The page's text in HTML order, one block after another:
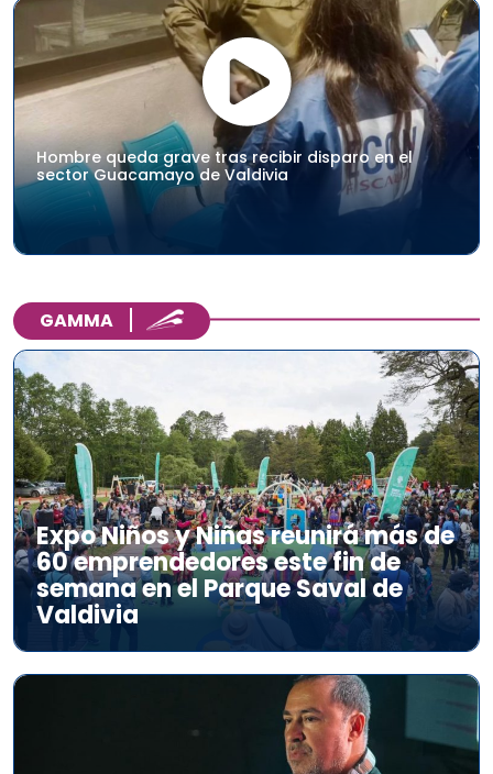
Hombre queda grave tras recibir disparo en el
sector Guacamayo de Valdivia
GAMMA
Expo Niños y Niñas reunirá más de
60 emprendedores este fin de
semana en el Parque Saval de
Valdivia